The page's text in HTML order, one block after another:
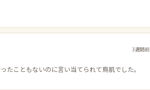
3週間前
たこともないのに言い当てられて鳥肌でした。